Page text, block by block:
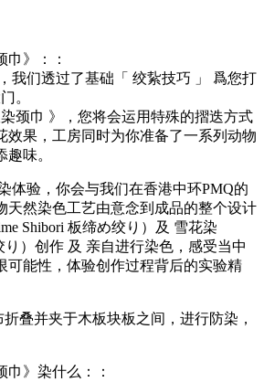
巾》：：
我们透过了基础「 绞紥技巧 」 爲您打
。
颈巾 》，您将会运用特殊的摺迭方式
效果，工房同时为你准备了一系列动物
味。
体验，你会与我们在香港中环PMQ的
天然染色工艺由意念到成品的整个设计
Shibori 板缔め绞り）及 雪花染
り）创作 及 亲自进行染色，感受当中
可能性，体验创作过程背后的实验精
叠并夹于木板块板之间，进行防染，
巾》染什么：：